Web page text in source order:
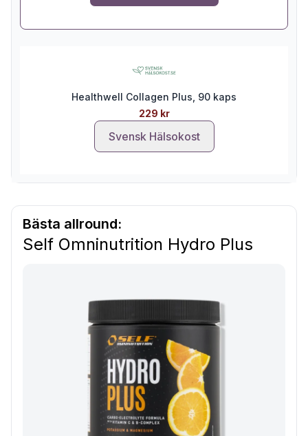
Healthwell Collagen Plus, 90 kaps
229 kr
Svensk Hälsokost
Bästa allround:
Self Omninutrition Hydro Plus